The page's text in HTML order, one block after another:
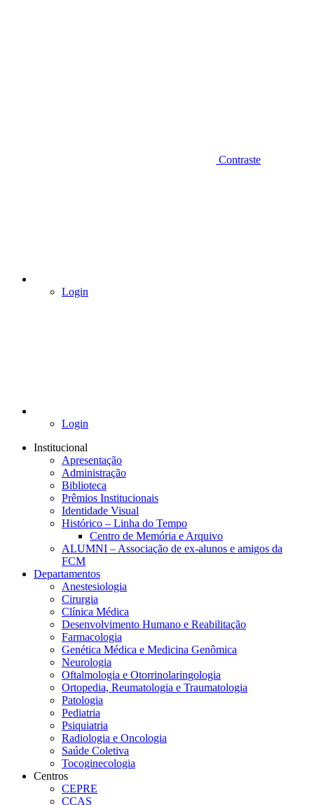
Contraste
Login
Login
Institucional
Apresentação
Administração
Biblioteca
Prêmios Institucionais
Identidade Visual
Histórico – Linha do Tempo
Centro de Memória e Arquivo
ALUMNI – Associação de ex-alunos e amigos da
FCM
Departamentos
Anestesiologia
Cirurgia
Clínica Médica
Desenvolvimento Humano e Reabilitação
Farmacologia
Genética Médica e Medicina Genômica
Neurologia
Oftalmologia e Otorrinolaringologia
Ortopedia, Reumatologia e Traumatologia
Patologia
Pediatria
Psiquiatria
Radiologia e Oncologia
Saúde Coletiva
Tocoginecologia
Centros
CEPRE
CCAS